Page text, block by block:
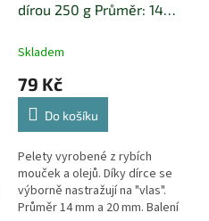
dírou 250 g Průměr: 14
Skladem
79 Kč
Do košíku
Pelety vyrobené z rybích
mouček a olejů. Díky dírce se
výborně nastražují na "vlas".
Průměr 14 mm a 20 mm. Balení